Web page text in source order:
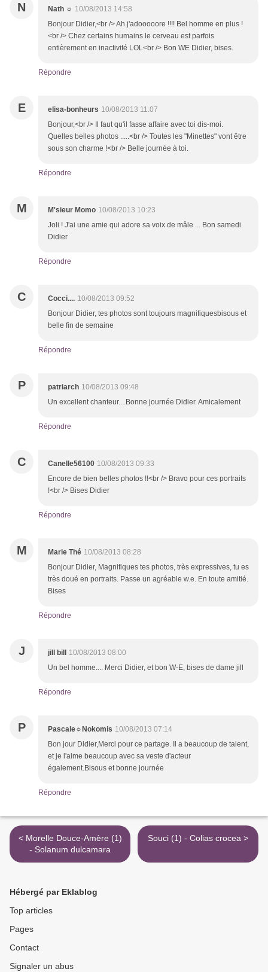
N Nath ☼ 10/08/2013 14:58
Bonjour Didier,<br /> Ah j'adooooore !!!! Bel homme en plus !
<br /> Chez certains humains le cerveau est parfois
entièrement en inactivité LOL<br /> Bon WE Didier, bises.
Répondre
E elisa-bonheurs 10/08/2013 11:07
Bonjour,<br /> Il faut qu'il fasse affaire avec toi dis-moi.
Quelles belles photos .....<br /> Toutes les "Minettes" vont être
sous son charme !<br /> Belle journée à toi.
Répondre
M M'sieur Momo 10/08/2013 10:23
Joli ! J'ai une amie qui adore sa voix de mâle ... Bon samedi
Didier
Répondre
C Cocci.... 10/08/2013 09:52
Bonjour Didier, tes photos sont toujours magnifiquesbisous et
belle fin de semaine
Répondre
P patriarch 10/08/2013 09:48
Un excellent chanteur....Bonne journée Didier. Amicalement
Répondre
C Canelle56100 10/08/2013 09:33
Encore de bien belles photos !!<br /> Bravo pour ces portraits
!<br /> Bises Didier
Répondre
M Marie Thé 10/08/2013 08:28
Bonjour Didier, Magnifiques tes photos, très expressives, tu es
très doué en portraits. Passe un agréable w.e. En toute amitié.
Bises
Répondre
J jill bill
10/08/2013 08:00
Un bel homme.... Merci Didier, et bon W-E, bises de dame jill
Répondre
P Pascale☼Nokomis 10/08/2013 07:14
Bon jour Didier,Merci pour ce partage. Il a beaucoup de talent,
et je l'aime beaucoup avec sa veste d'acteur
également.Bisous et bonne journée
Répondre
< Morelle Douce-Amère (1)
- Solanum dulcamara
Souci (1) - Colias crocea >
Hébergé par Eklablog
Top articles
Pages
Contact
Signaler un abus